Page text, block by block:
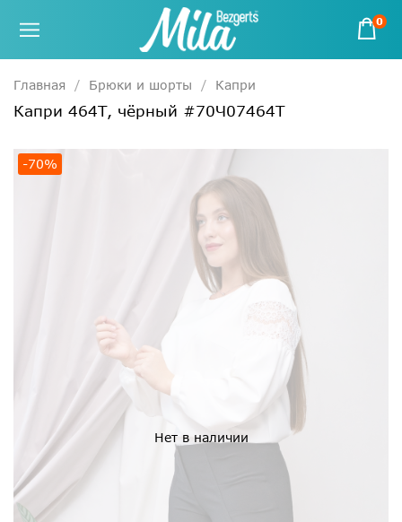
0
Главная Брюки и шорты Капри
Капри 464Т, чёрный #70Ч07464Т
Нет в наличии
-70%